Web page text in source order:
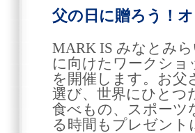
父の日に贈ろう！
MARK IS みなとみ
に向けたワークシ
を開催します。お
選び、世界にひとつ
食べもの、スポーツ
る時間もプレゼント